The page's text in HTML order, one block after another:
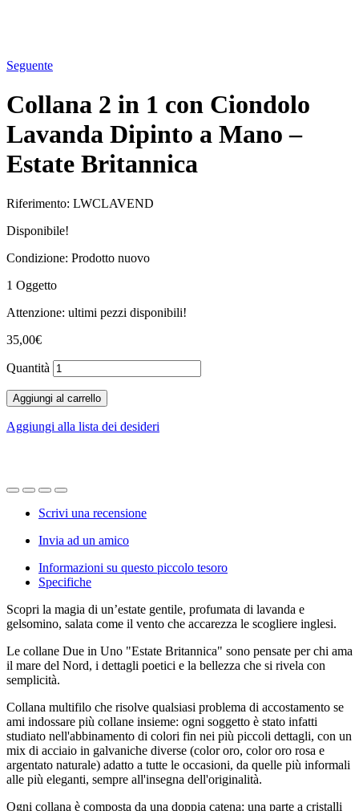
Seguente
Collana 2 in 1 con Ciondolo
Lavanda Dipinto a Mano –
Estate Britannica
Riferimento: LWCLAVEND
Disponibile!
Condizione: Prodotto nuovo
1 Oggetto
Attenzione: ultimi pezzi disponibili!
35,00€
Quantità
Aggiungi al carrello
Aggiungi alla lista dei desideri
Scrivi una recensione
Invia ad un amico
Informazioni su questo piccolo tesoro
Specifiche
Scopri la magia di un’estate gentile, profumata di lavanda e
gelsomino, salata come il vento che accarezza le scogliere inglesi.
Le collane Due in Uno "Estate Britannica" sono pensate per chi ama
il mare del Nord, i dettagli poetici e la bellezza che si rivela con
semplicità.
Collana multifilo che risolve qualsiasi problema di accostamento se
ami indossare più collane insieme: ogni soggetto è stato infatti
studiato nell'abbinamento di colori fin nei più piccoli dettagli, con un
mix di acciaio in galvaniche diverse (color oro, color oro rosa e
argentato naturale) adatto a tutte le occasioni, da quelle più informali
alle più eleganti, sempre all'insegna dell'originalità.
Ogni collana è composta da una doppia catena: una parte a cristalli